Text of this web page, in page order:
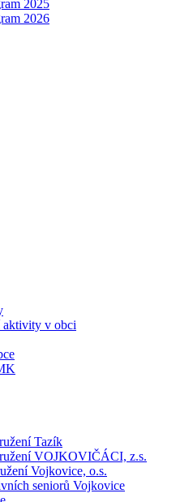
2025
2026
aktivity v obci
Tazík
VOJKOVIČÁCI, z.s.
Vojkovice, o.s.
seniorů Vojkovice